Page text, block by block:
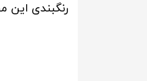
رنگبندی این